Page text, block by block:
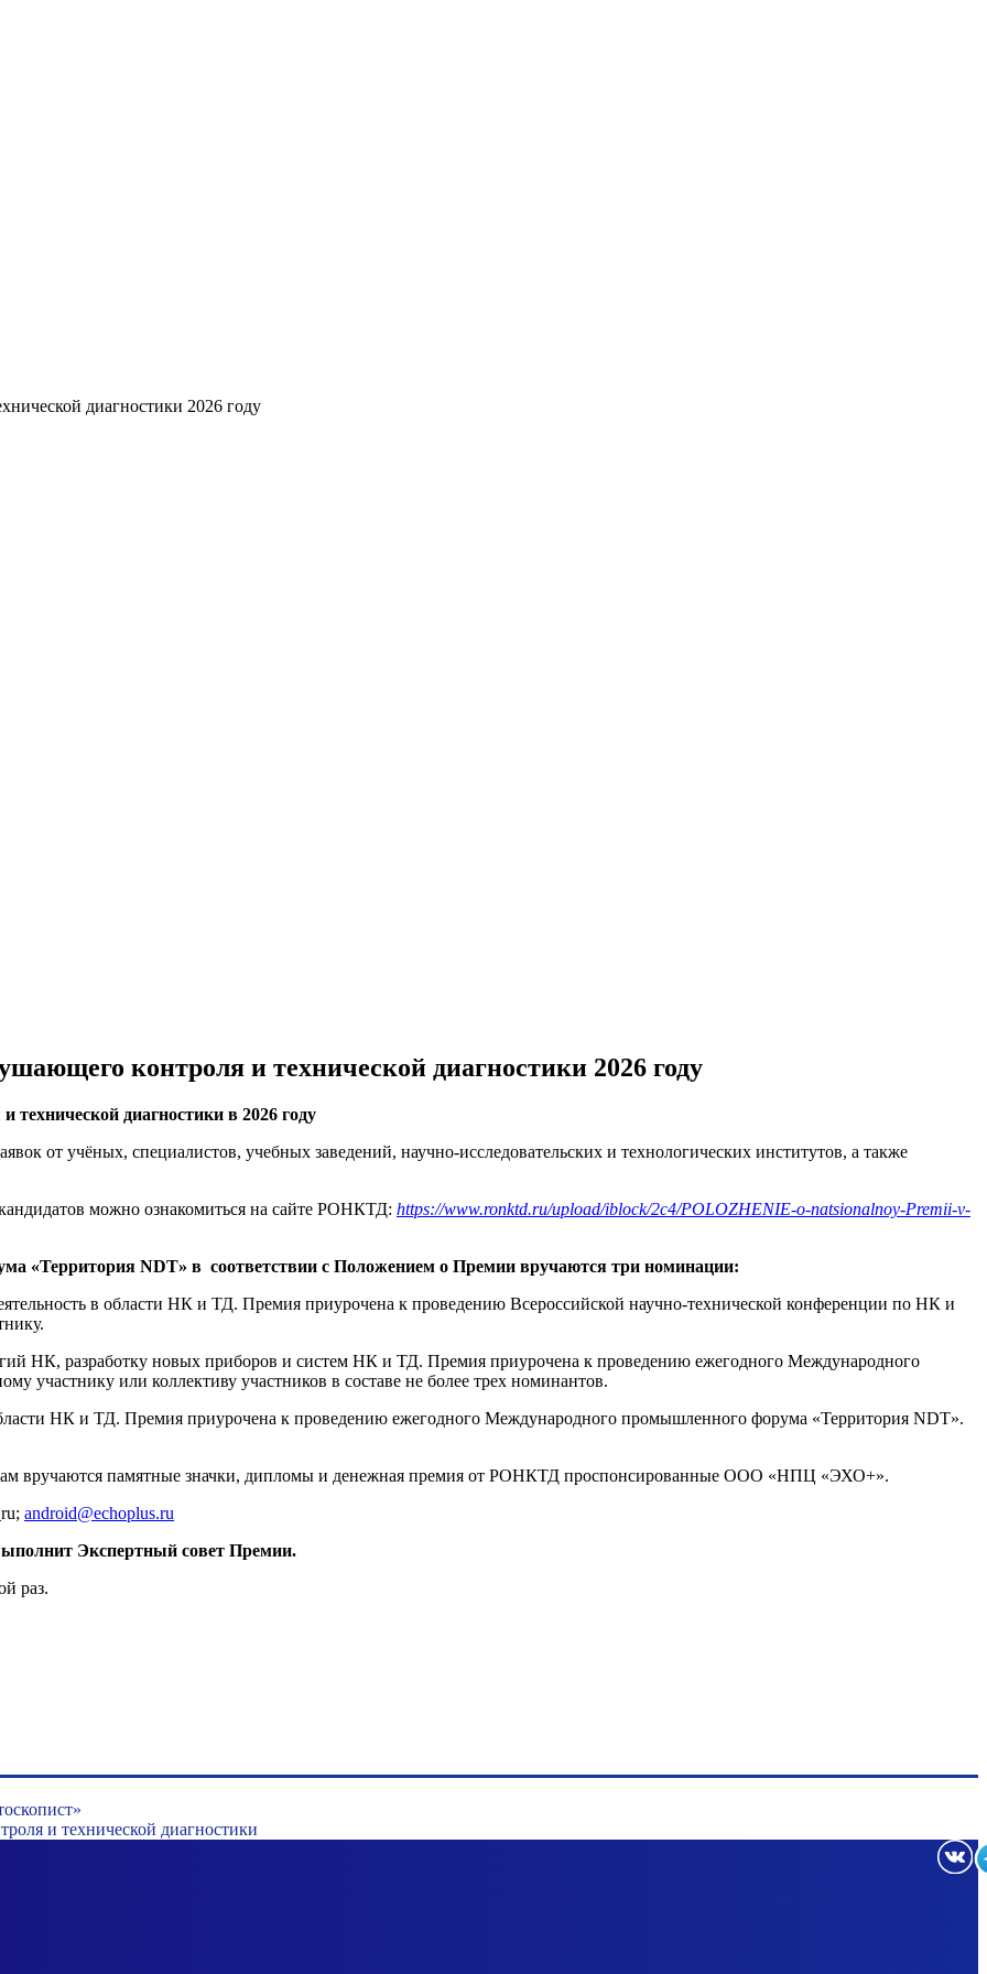
диагностики 2026 году
контроля и технической диагностики 2026 году
технической диагностики в 2026 году
от учёных, специалистов, учебных заведений, научно-исследовательских и технологических институтов, а также
можно ознакомиться на сайте РОНКТД: https://www.ronktd.ru/upload/iblock/2c4/POLOZHENIE-o-natsionalnoy-Premii-v-
«Территория NDT» в соответствии с Положением о Премии вручаются три номинации:
в области НК и ТД. Премия приурочена к проведению Всероссийской научно-технической конференции по НК и
НК, разработку новых приборов и систем НК и ТД. Премия приурочена к проведению ежегодного Международного
участнику или коллективу участников в составе не более трех номинантов.
НК и ТД. Премия приурочена к проведению ежегодного Международного промышленного форума «Территория NDT».
вручаются памятные значки, дипломы и денежная премия от РОНКТД проспонсированные ООО «НПЦ «ЭХО+».
ru; android@echoplus.ru
Экспертный совет Премии.
раз.
и технической диагностики